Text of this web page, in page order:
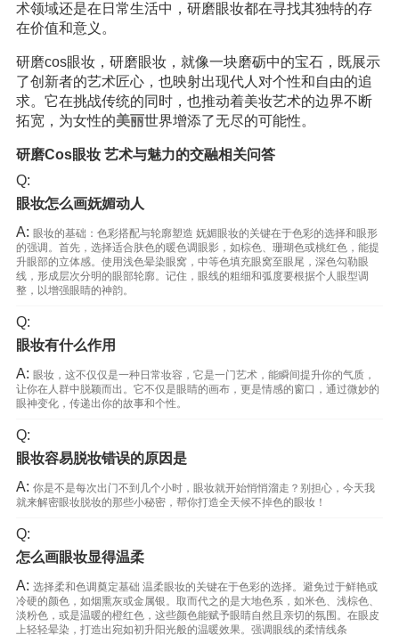
术领域还是在日常生活中，研磨眼妆都在寻找其独特的存
在价值和意义。
研磨cos眼妆，研磨眼妆，就像一块磨砺中的宝石，既展示
了创新者的艺术匠心，也映射出现代人对个性和自由的追
求。它在挑战传统的同时，也推动着美妆艺术的边界不断
拓宽，为女性的美丽世界增添了无尽的可能性。
研磨Cos眼妆 艺术与魅力的交融相关问答
Q:
眼妆怎么画妩媚动人
A: 眼妆的基础：色彩搭配与轮廓塑造 妩媚眼妆的关键在于色彩的选择和眼形
的强调。首先，选择适合肤色的暖色调眼影，如棕色、珊瑚色或桃红色，能提
升眼部的立体感。使用浅色晕染眼窝，中等色填充眼窝至眼尾，深色勾勒眼
线，形成层次分明的眼部轮廓。记住，眼线的粗细和弧度要根据个人眼型调
整，以增强眼睛的神韵。
Q:
眼妆有什么作用
A: 眼妆，这不仅仅是一种日常妆容，它是一门艺术，能瞬间提升你的气质，
让你在人群中脱颖而出。它不仅是眼睛的画布，更是情感的窗口，通过微妙的
眼神变化，传递出你的故事和个性。
Q:
眼妆容易脱妆错误的原因是
A: 你是不是每次出门不到几个小时，眼妆就开始悄悄溜走？别担心，今天我
就来解密眼妆脱妆的那些小秘密，帮你打造全天候不掉色的眼妆！
Q:
怎么画眼妆显得温柔
A: 选择柔和色调奠定基础 温柔眼妆的关键在于色彩的选择。避免过于鲜艳或
冷硬的颜色，如烟熏灰或金属银。取而代之的是大地色系，如米色、浅棕色、
淡粉色，或是温暖的橙红色，这些颜色能赋予眼睛自然且亲切的氛围。在眼皮
上轻轻晕染，打造出宛如初升阳光般的温暖效果。强调眼线的柔情线条